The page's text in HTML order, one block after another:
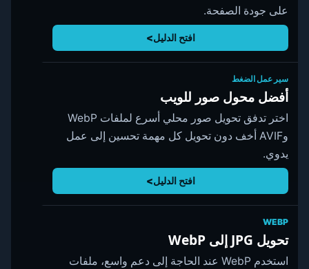
على جودة الصفحة.
افتح الدليل
سير عمل الضغط
أفضل محول صور للويب
اختر تدفق تحويل صور محلي أسرع لملفات WebP
وAVIF أخف دون تحويل كل مهمة تحسين إلى عمل
يدوي.
افتح الدليل
WEBP
تحويل JPG إلى WebP
استخدم WebP عند الحاجة إلى دعم واسع، ملفات